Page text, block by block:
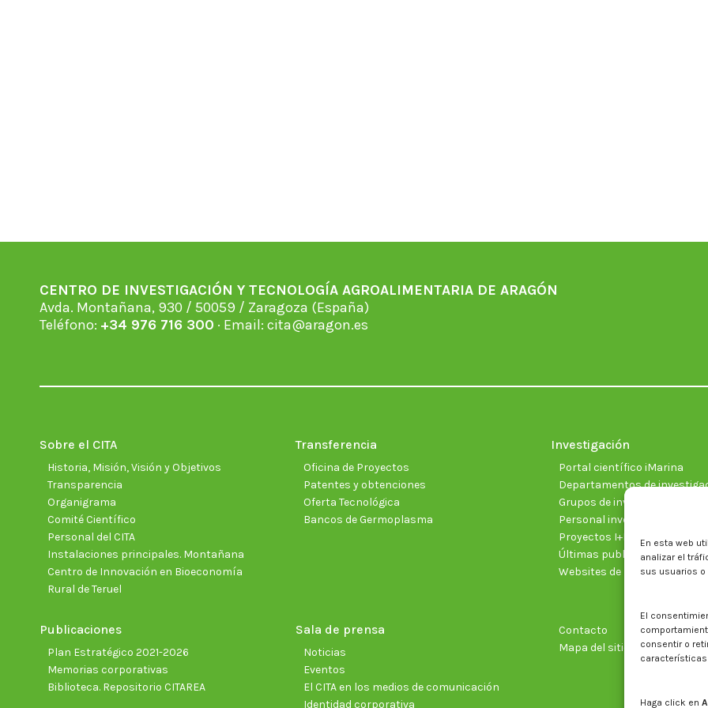
En esta web
analizar el
sus usuarios
El
consentir o
Haga click en
CENTRO DE INVESTIGACIÓN Y TECNOLOGÍA AGROALIMENTARIA DE ARAGÓN
Avda. Montañana, 930 / 50059 / Zaragoza (España)
Teléfono: +34 976 716 300 · Email: cita@aragon.es
Sobre el CITA
Historia, Misión, Visión y Objetivos
Transparencia
Organigrama
Comité Científico
Personal del CITA
Instalaciones principales. Montañana
Centro de Innovación en Bioeconomía
Rural de Teruel
Transferencia
Oficina de Proyectos
Patentes y obtenciones
Oferta Tecnológica
Bancos de Germoplasma
Investigación
Portal científico iMarina
Departamentos de
Grupos de investigación
Personal investigador
Proyectos I+D+I vigentes
Últimas publicaciones
Websites de proyectos
Publicaciones
Plan Estratégico 2021-2026
Memorias corporativas
Biblioteca. Repositorio CITAREA
Sala de prensa
Noticias
Eventos
El CITA en los medios de comunicación
Identidad corporativa
Contacto
Mapa del sitio web